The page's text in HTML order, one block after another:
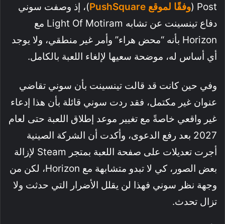
Post ( وفقًا لموقع PushSquare
)، إذ وصفت سوني
دفاع تينسينت عن تشابه Light Of Motiram مع
Horizon بأنه “محض هراء” وأمر غير منطقي، ولا يوجد
أي أساس له، موضحة سعيها لإلغاء اللعبة بالكامل.
وفي حين كانت قد قالت تينسينت بأن سوني تقاضي
عنوان غير مكتمل، فقد ردت سوني قائلة بأن هذا إدعاء
غير واقعي خاصةً مع تغيير موعد إطلاق اللعبة حتى لعام
2027 بعد رفع الدعوى، وأكدت أن الشركة الصينية
أجرت تعديلات على صفحة اللعبة بمتجر Steam لإزالة
بعض الصور، كي لا تبدو متشابهة مع Horizon، لكن من
وجهة نظر سوني فهذا لن يقلل الأضرار التي حدثت ولا
تزال تحدث.